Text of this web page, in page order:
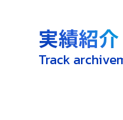
実績紹介
Track